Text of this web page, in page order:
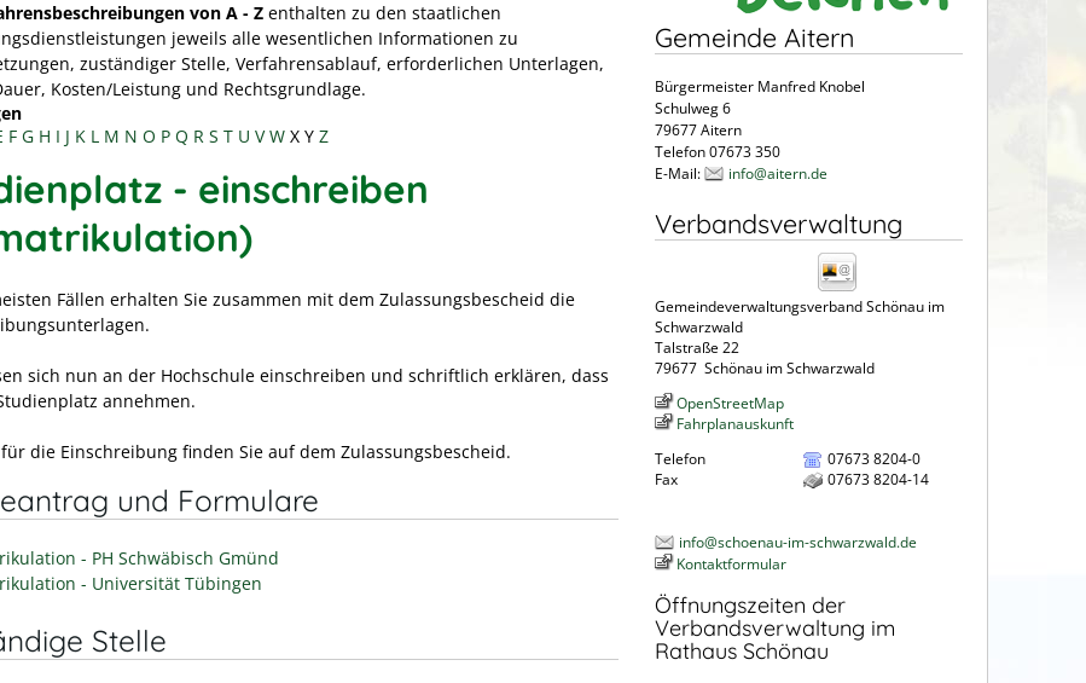
von A - Z enthalten zu den staatlichen
jeweils alle wesentlichen Informationen zu
zuständiger Stelle, Verfahrensablauf, erforderlichen Unterlagen,
Kosten/Leistung und Rechtsgrundlage.
F G H I J K L M N O P Q R S T U V W X Y Z
- einschreiben
Fällen erhalten Sie zusammen mit dem Zulassungsbescheid die
sich nun an der Hochschule einschreiben und schriftlich erklären, dass
annehmen.
die Einschreibung finden Sie auf dem Zulassungsbescheid.
und Formulare
- PH Schwäbisch Gmünd
- Universität Tübingen
Stelle
Gemeinde Aitern
Bürgermeister Manfred Knobel
Schulweg 6
79677 Aitern
Telefon 07673 350
E-Mail:
info@aitern.de
Verbandsverwaltung
Gemeindeverwaltungsverband Schönau im
Schwarzwald
Talstraße 22
79677 Schönau im Schwarzwald
OpenStreetMap
Fahrplanauskunft
Telefon
07673 8204-0
Fax
07673 8204-14
info@schoenau-im-schwarzwald.de
Kontaktformular
Öffnungszeiten der
Verbandsverwaltung im
Rathaus Schönau